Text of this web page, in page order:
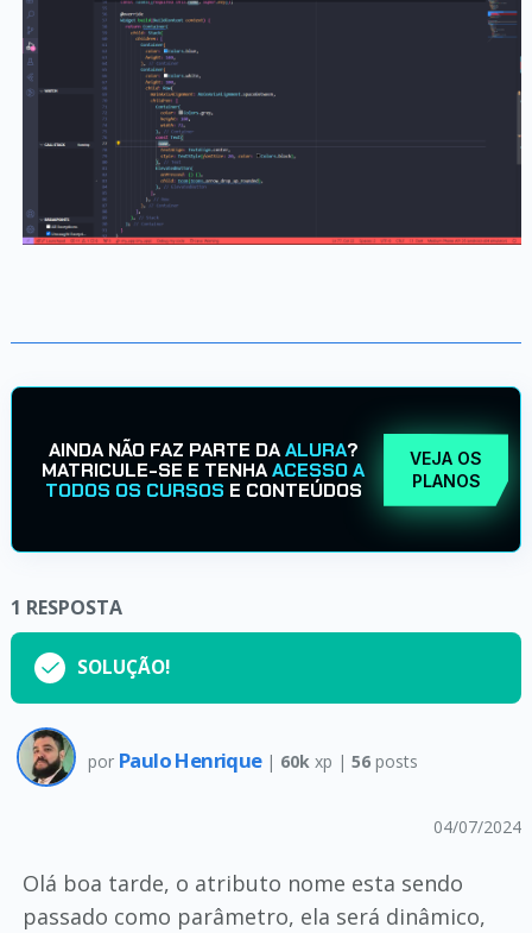
AINDA NÃO FAZ PARTE DAALURA?
MATRICULE-SE E TENHAACESSO A
TODOS OS CURSOS E CONTEÚDOS
VEJA OS
PLANOS
1 RESPOSTA
SOLUÇÃO!
por Paulo Henrique | 60k xp | 56posts
04/07/2024
Olá boa tarde, o atributo nome esta sendo
passado como parâmetro, ela será dinâmico,